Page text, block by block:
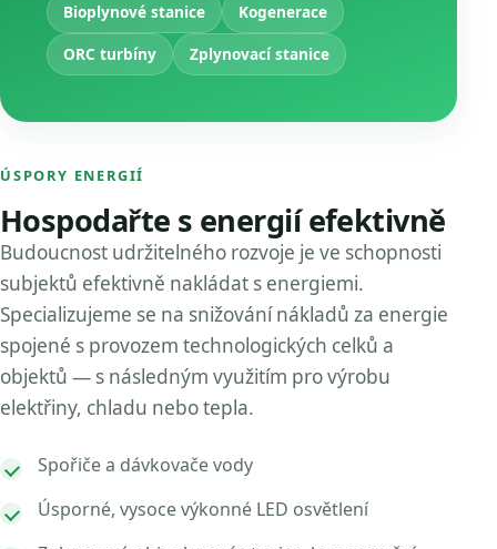
Bioplynové stanice
Kogenerace
ORC turbíny
Zplynovací stanice
ÚSPORY ENERGIÍ
Hospodařte s energií efektivně
Budoucnost udržitelného rozvoje je ve schopnosti
subjektů efektivně nakládat s energiemi.
Specializujeme se na snižování nákladů za energie
spojené s provozem technologických celků a
objektů — s následným využitím pro výrobu
elektřiny, chladu nebo tepla.
Spořiče a dávkovače vody
Úsporné, vysoce výkonné LED osvětlení